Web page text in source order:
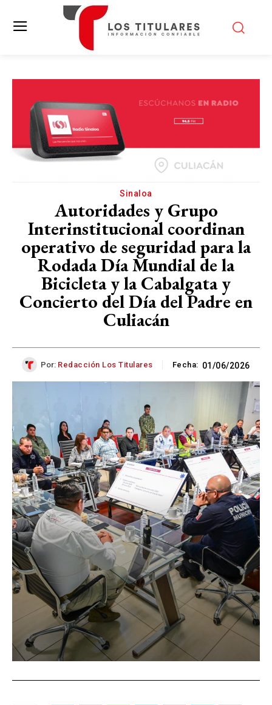
Sinaloa
Autoridades y Grupo
Interinstitucional coordinan
operativo de seguridad para la
Rodada Día Mundial de la
Bicicleta y la Cabalgata y
Concierto del Día del Padre en
Culiacán
Por: Redacción Los Titulares Fecha: 01/06/2026